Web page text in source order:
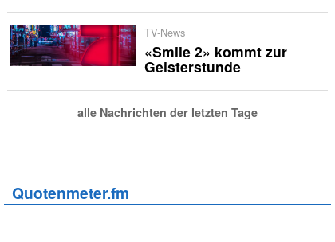
TV-News
«Smile 2» kommt zur
Geisterstunde
alle Nachrichten der letzten Tage
Quotenmeter.fm